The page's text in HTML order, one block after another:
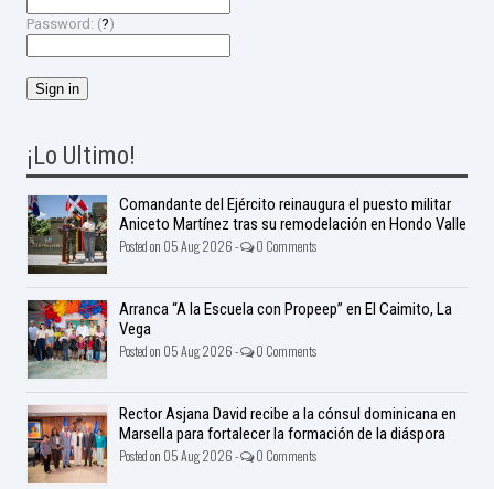
Password: (?)
¡Lo Ultimo!
Comandante del Ejército reinaugura el puesto militar
Aniceto Martínez tras su remodelación en Hondo Valle
Posted on 05 Aug 2026 - 0 Comments
Arranca “A la Escuela con Propeep” en El Caimito, La
Vega
Posted on 05 Aug 2026 - 0 Comments
Rector Asjana David recibe a la cónsul dominicana en
Marsella para fortalecer la formación de la diáspora
Posted on 05 Aug 2026 - 0 Comments